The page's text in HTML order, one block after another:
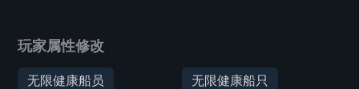
玩家属性修改
无限健康船员
无限健康船只